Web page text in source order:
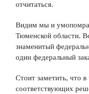
отчитаться.
Видим мы и
Тюменской области.
знаменитый
один федеральный
Стоит заметить, что в
соответствующих